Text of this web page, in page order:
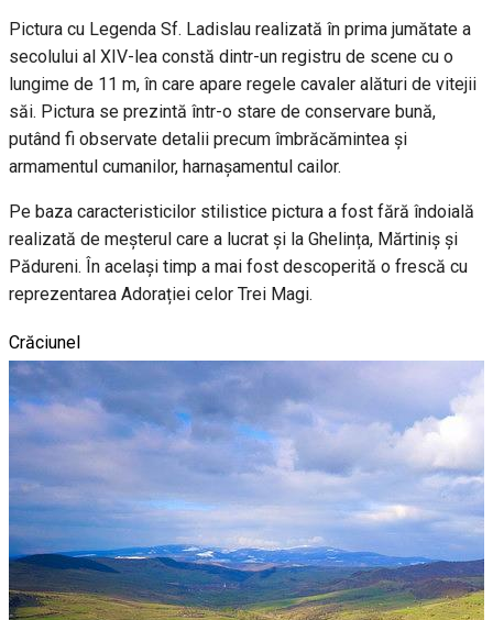
Pictura cu Legenda Sf. Ladislau realizată în prima jumătate a
secolului al XIV-lea constă dintr-un registru de scene cu o
lungime de 11 m, în care apare regele cavaler alături de vitejii
săi. Pictura se prezintă într-o stare de conservare bună,
putând fi observate detalii precum îmbrăcămintea și
armamentul cumanilor, harnașamentul cailor.
Pe baza caracteristicilor stilistice pictura a fost fără îndoială
realizată de meșterul care a lucrat și la Ghelința, Mărtiniș și
Pădureni. În același timp a mai fost descoperită o frescă cu
reprezentarea Adorației celor Trei Magi.
Crăciunel